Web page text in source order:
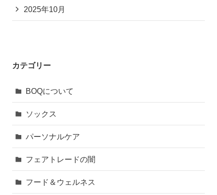
2025年10月
カテゴリー
BOQについて
ソックス
パーソナルケア
フェアトレードの闇
フード＆ウェルネス